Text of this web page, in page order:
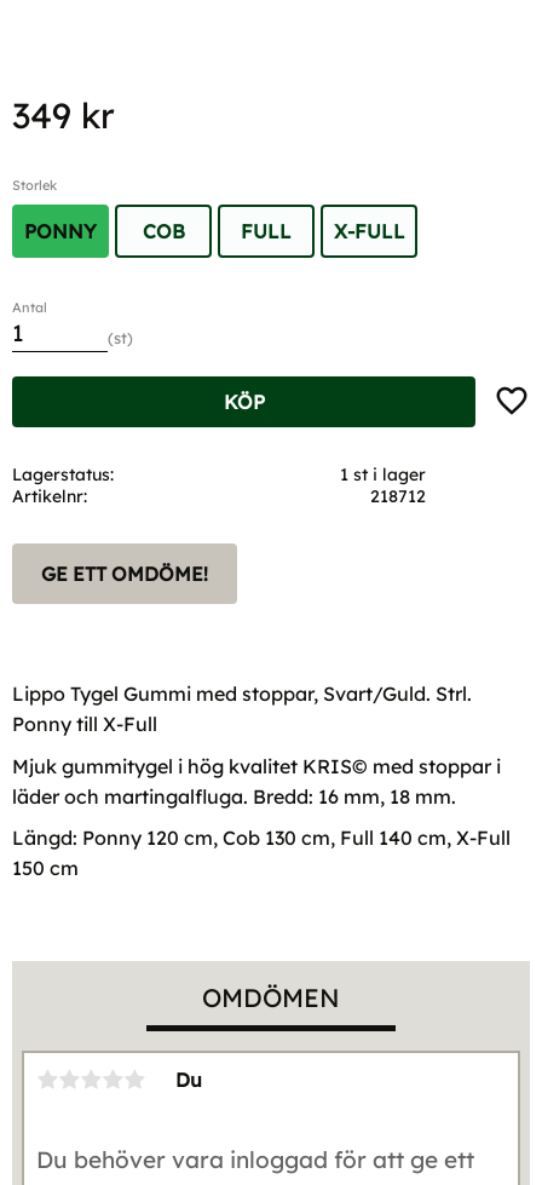
349 kr
Storlek
PONNY COB FULL X-FULL
Antal
st
KÖP
Lagerstatus
1 st i lager
Artikelnr
218712
GE ETT OMDÖME!
Lippo Tygel Gummi med stoppar, Svart/Guld. Strl.
Ponny till X-Full
Mjuk gummitygel i hög kvalitet KRIS© med stoppar i
läder och martingalfluga. Bredd: 16 mm, 18 mm.
Längd: Ponny 120 cm, Cob 130 cm, Full 140 cm, X-Full
150 cm
OMDÖMEN
Du